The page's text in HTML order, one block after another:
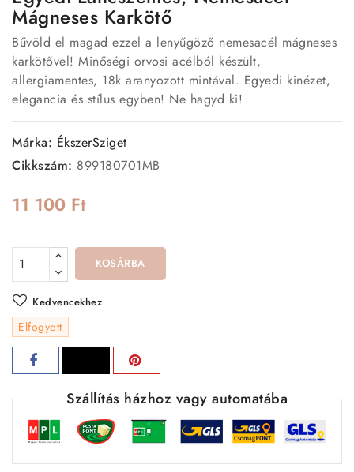
Mágneses Karkötő
Bűvöld el magad ezzel a lenyűgöző nemesacél mágneses
karkötővel! Minőségi orvosi acélból készült,
allergiamentes, 18k aranyozott mintával. Egyedi kinézet,
elegancia és stílus egyben! Ne hagyd ki!
Márka: ÉkszerSziget
Cikkszám: 899180701MB
11 100 Ft
KOSÁRBA
Kedvencekhez
Elfogyott
Szállítás házhoz vagy automatába